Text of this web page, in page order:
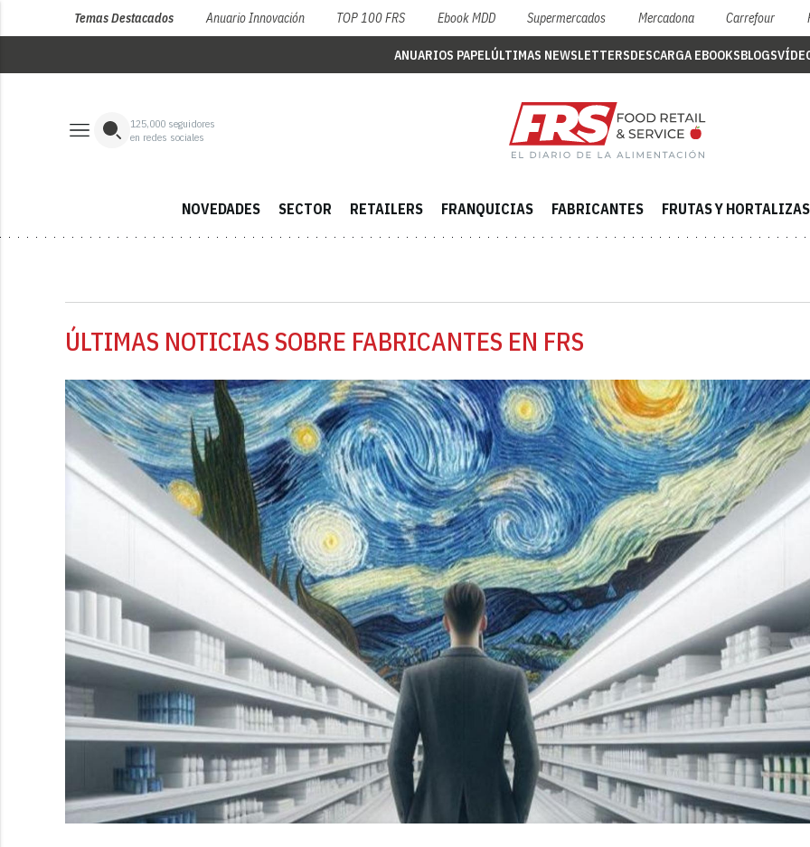
Temas Destacados Anuario Innovación TOP 100 FRS Ebook MDD Supermercados Mercadona Carrefour
ANUARIOS PAPELÚLTIMAS NEWSLETTERSDESCARGA EBOOKSBLOGS
125,000 seguidores
en redes sociales
NOVEDADES SECTOR RETAILERS FRANQUICIAS FABRICANTES FRUTAS Y HORTALIZAS
ÚLTIMAS NOTICIAS SOBRE FABRICANTES EN FRS